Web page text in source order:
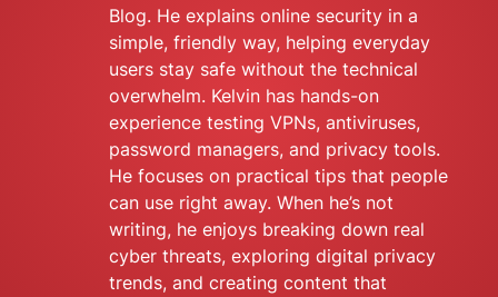
Blog. He explains online security in a
simple, friendly way, helping everyday
users stay safe without the technical
overwhelm. Kelvin has hands-on
experience testing VPNs, antiviruses,
password managers, and privacy tools.
He focuses on practical tips that people
can use right away. When he’s not
writing, he enjoys breaking down real
cyber threats, exploring digital privacy
trends, and creating content that